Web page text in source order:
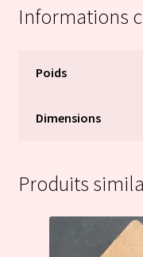
Informations
Poids
Dimensions
Produits